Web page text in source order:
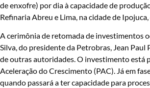
de enxofre) por dia à capacidade de
Refinaria Abreu e Lima, na cidade de
A cerimônia de retomada de investimentos
Silva, do presidente da Petrobras, Jean
de outras autoridades. O investimento está
Aceleração do Crescimento (PAC). Já em
quando passará a ter capacidade para